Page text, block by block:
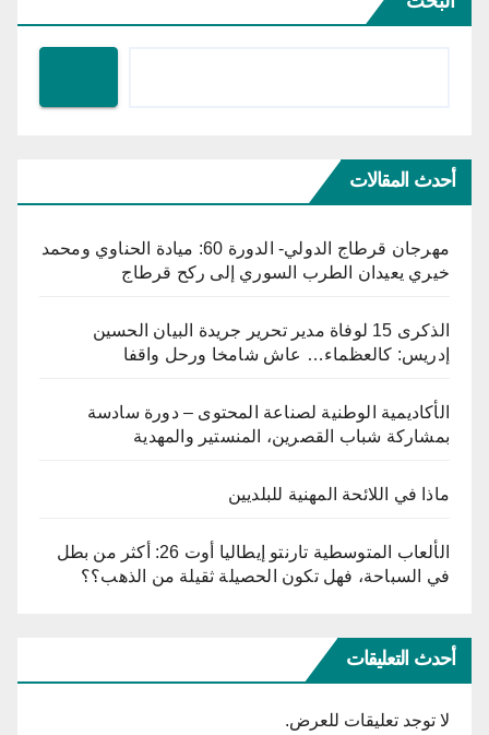
أحدث المقالات
مهرجان قرطاج الدولي- الدورة 60: ميادة الحناوي ومحمد
خيري يعيدان الطرب السوري إلى ركح قرطاج
الذكرى 15 لوفاة مدير تحرير جريدة البيان الحسين
إدريس: كالعظماء… عاش شامخا ورحل واقفا
الأكاديمية الوطنية لصناعة المحتوى – دورة سادسة
بمشاركة شباب القصرين، المنستير والمهدية
ماذا في اللائحة المهنية للبلديين
الألعاب المتوسطية تارنتو إيطاليا أوت 26: أكثر من بطل
في السباحة، فهل تكون الحصيلة ثقيلة من الذهب؟؟
أحدث التعليقات
لا توجد تعليقات للعرض.